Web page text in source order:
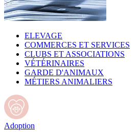
ELEVAGE
COMMERCES ET SERVICES
CLUBS ET ASSOCIATIONS
VÉTÉRINAIRES
GARDE D'ANIMAUX
MÉTIERS ANIMALIERS
Adoption